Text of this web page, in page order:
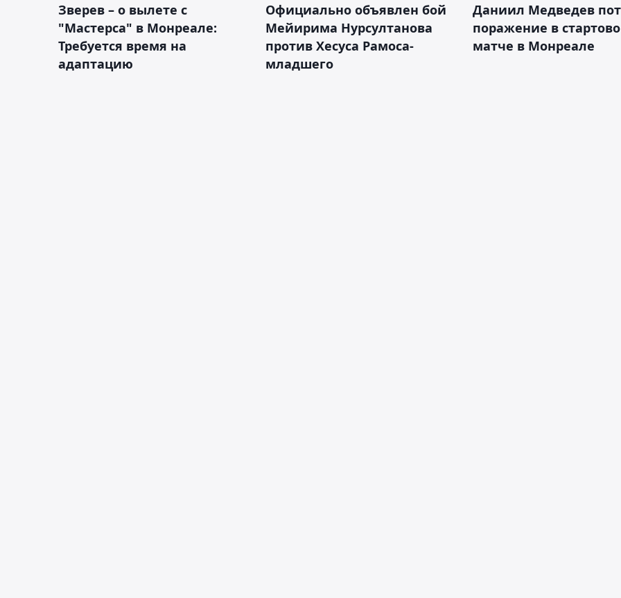
Зверев – о вылете с
"Мастерса" в Монреале:
Требуется время на
адаптацию
Официально объявлен бой
Мейирима Нурсултанова
против Хесуса Рамоса-
младшего
Даниил Медведев
поражение в
матче в Монреале